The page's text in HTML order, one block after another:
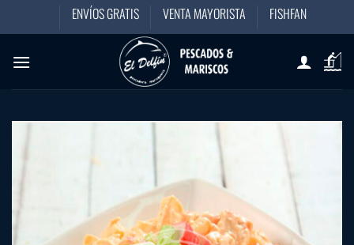
ENVÍOS GRATIS VENTA MAYORISTA FISHFAN